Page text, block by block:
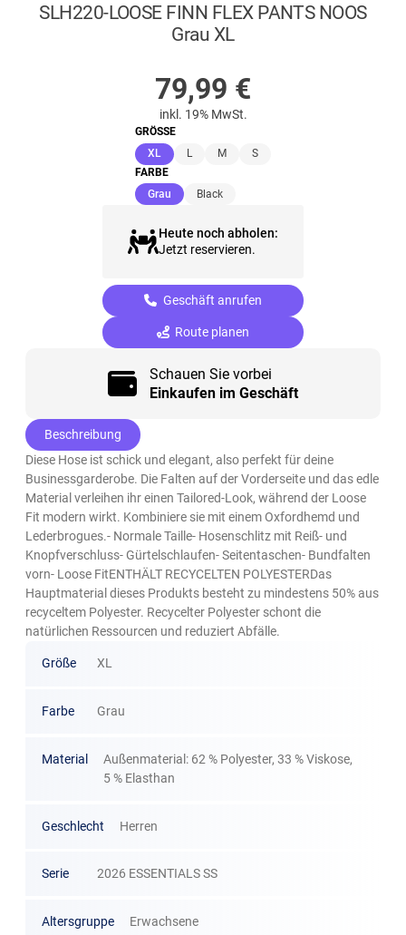
SLH220-LOOSE FINN FLEX PANTS NOOS
Grau XL
79,99 €
inkl. 19% MwSt.
GRÖSSE
XL(ausgewählt)
L M
S
FARBE
Grau(ausgewählt)
Black
Heute noch abholen:
Jetzt reservieren.
Geschäft anrufen
Route planen
Schauen Sie vorbei
Einkaufen im Geschäft
Beschreibung
Diese Hose ist schick und elegant, also perfekt für deine
Businessgarderobe. Die Falten auf der Vorderseite und das edle
Material verleihen ihr einen Tailored-Look, während der Loose
Fit modern wirkt. Kombiniere sie mit einem Oxfordhemd und
Lederbrogues.- Normale Taille- Hosenschlitz mit Reiß- und
Knopfverschluss- Gürtelschlaufen- Seitentaschen- Bundfalten
vorn- Loose FitENTHÄLT RECYCELTEN POLYESTERDas
Hauptmaterial dieses Produkts besteht zu mindestens 50% aus
recyceltem Polyester. Recycelter Polyester schont die
natürlichen Ressourcen und reduziert Abfälle.
Größe XL
Farbe Grau
Material
Außenmaterial: 62 % Polyester, 33 % Viskose,
5 % Elasthan
Geschlecht Herren
Serie 2026 ESSENTIALS SS
Altersgruppe Erwachsene